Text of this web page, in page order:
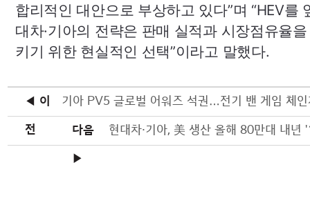
합리적인 대안으로 부상하고 있다”며 “HEV를
대차·기아의 전략은 판매 실적과 시장점유율
키기 위한 현실적인 선택”이라고 말했다.
◀ 이
전
기아 PV5 글로벌 어워즈 석권…전기 밴 게임 체
다음
▶